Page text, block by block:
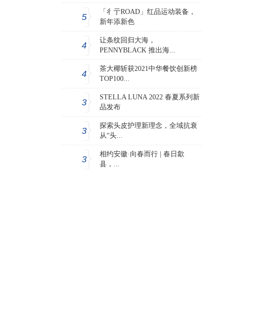
5
「彳亍ROAD」红品运动装备，
新年添新色
4
让条纹回归大海，
PENNYBLACK 推出海...
4
茶大椰斩获2021中华餐饮创新榜
TOP100...
3
STELLA LUNA 2022 春夏系列新
品发布
3
探索头皮护理新理念，全域抗衰
从“头...
3
相约安徽·向春而行 | 春日歙
县，...